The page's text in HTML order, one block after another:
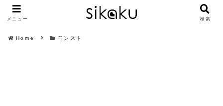
Home モンスト
メニュー 検索